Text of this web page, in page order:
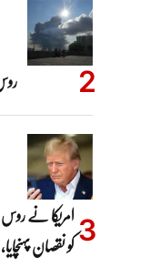
امریکا نے
کو نقصان